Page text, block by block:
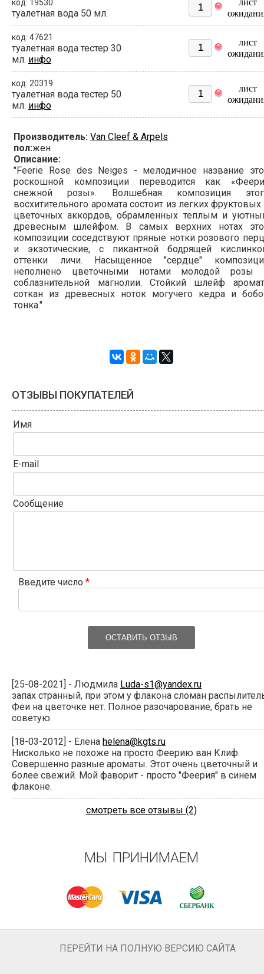
код: 19530
туалетная вода 50 мл.
лист
код: 47621
туалетная вода тестер 30
мл. инфо
лист
код: 20319
туалетная вода тестер 50
мл. инфо
лист
Производитель: Van Cleef & Arpels
пол:жен
Описание:
"Feerie Rose des Neiges - мелодичное название
роскошной композиции переводится как
снежной розы». Волшебная композиция
восхитительного аромата состоит из легких фруктовых
цветочных аккордов, обрамленных теплым и
древесным шлейфом. В самых верхних нотах
композиции соседствуют пряные нотки розового
и экзотические, с пикантной бодрящей
оттенки личи. Насыщенное "сердце"
неполнено цветочными нотами молодой розы
соблазнительной магнолии. Стойкий шлейф
соткан из древесных ноток могучего кедра и
тонка."
ОТЗЫВЫ ПОКУПАТЕЛЕЙ
Имя
E-mail
Сообщение
ОСТАВИТЬ ОТЗЫВ
[25-08-2021] - Людмила Luda-s1@yandex.ru
запах странный, при этом у флакона сломан
Феи на цветочке нет. Полное разочарование, брать не
советую.
[18-03-2012] - Елена helena@kgts.ru
Нисколько не похоже на просто Феерию ван Клиф.
Совершенно разные ароматы. Этот очень цветочный и
более свежий. Мой фаворит - просто "Феерия" в синем
флаконе.
смотреть все отзывы (2)
МЫ ПРИНИМАЕМ
ПЕРЕЙТИ НА ПОЛНУЮ ВЕРСИЮ САЙТА